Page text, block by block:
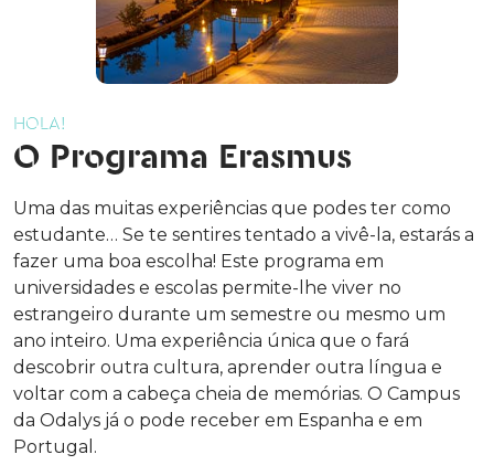
HOLA!
O Programa Erasmus
Uma das muitas experiências que podes ter como
estudante… Se te sentires tentado a vivê-la, estarás a
fazer uma boa escolha! Este programa em
universidades e escolas permite-lhe viver no
estrangeiro durante um semestre ou mesmo um
ano inteiro. Uma experiência única que o fará
descobrir outra cultura, aprender outra língua e
voltar com a cabeça cheia de memórias. O Campus
da Odalys já o pode receber em Espanha e em
Portugal.